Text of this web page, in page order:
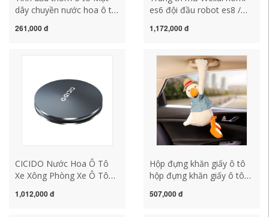
dây chuyền nước hoa ô tô
Trang sức nam nữ cao cấp
261,000 đ
es6 đội đầu robot es8 /
tô ec6 cung cấp phụ kiện
giường
1,172,000 đ
CICIDO Nước Hoa Ô Tô
Xe Xông Phòng Xe Ô Tô
Trang Trí Khử Mùi Chắc
1,012,000 đ
Hộp đựng khăn giấy ô tô
hộp đựng khăn giấy ô tô
sáng tạo dễ thương trong
507,000 đ